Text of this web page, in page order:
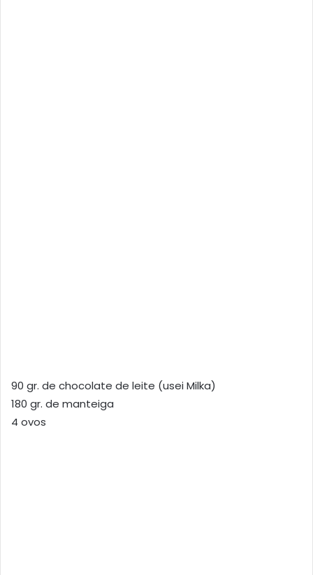
90 gr. de chocolate de leite (usei Milka)
180 gr. de manteiga
4 ovos